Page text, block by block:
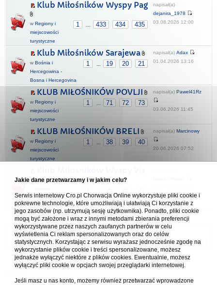
Klub Miłośników Wyspy Pag
1 ... 433 434 435
w Regiony i
miejscowości
turystyczne
napisał(a)
dejanira_1978
03.08.2026 12:00
Klub Miłośników Sarajewa
1 ... 19 20 21
w Bośnia i
Hercegowina -
Bosna i Hercegovina
napisał(a) Adax
01.04.2026 13:16
KLUB MIŁOŚNIKÓW POVLJI
1 ... 71 72 73
w Regiony i
miejscowości
turystyczne
napisał(a) Pawel41Rz
03.06.2026 11:45
KLUB MIŁOŚNIKÓW BRELI
1 ... 38 39 40
w Regiony i
miejscowości
turystyczne
napisał(a) Marcinowy
20.06.2026 07:52
miejscowości
turystyczne
Forum Chorwacja Online - Cro.pl
Usuń ciasteczka• Strefa czasowa: UTC + 1 (Polska - czas zimowy) [ DST
Jakie dane przetwarzamy i w jakim celu?
Serwis internetowy Cro.pl Chorwacja Online wykorzystuje pliki cookie i
pokrewne technologie, które umożliwiają i ułatwiają Ci korzystanie z
jego zasobów (np. utrzymują sesję użytkownika). Ponadto, pliki cookie
mogą być założone i wraz z innymi metodami zbierania preferencji
wykorzystywane przez naszych zaufanych partnerów w celu
wyświetlenia Ci reklam spersonalizowanych oraz do celów
statystycznych. Korzystając z serwisu wyrażasz jednocześnie zgodę na
wykorzystanie plików cookie i treści spersonalizowane, możesz
jednakże wyłączyć niektóre z plików cookies. Ewentualnie, możesz
wyłączyć pliki cookie w opcjach swojej przeglądarki internetowej.
Jeśli masz u nas konto, możemy również przetwarzać wprowadzone